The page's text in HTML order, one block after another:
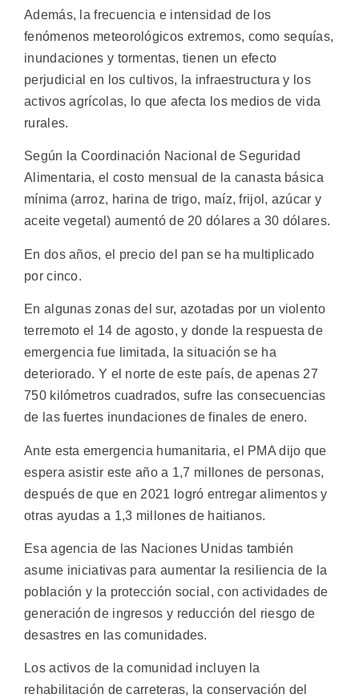
Además, la frecuencia e intensidad de los
fenómenos meteorológicos extremos, como sequías,
inundaciones y tormentas, tienen un efecto
perjudicial en los cultivos, la infraestructura y los
activos agrícolas, lo que afecta los medios de vida
rurales.
Según la Coordinación Nacional de Seguridad
Alimentaria, el costo mensual de la canasta básica
mínima (arroz, harina de trigo, maíz, frijol, azúcar y
aceite vegetal) aumentó de 20 dólares a 30 dólares.
En dos años, el precio del pan se ha multiplicado
por cinco.
En algunas zonas del sur, azotadas por un violento
terremoto el 14 de agosto, y donde la respuesta de
emergencia fue limitada, la situación se ha
deteriorado. Y el norte de este país, de apenas 27
750 kilómetros cuadrados, sufre las consecuencias
de las fuertes inundaciones de finales de enero.
Ante esta emergencia humanitaria, el PMA dijo que
espera asistir este año a 1,7 millones de personas,
después de que en 2021 logró entregar alimentos y
otras ayudas a 1,3 millones de haitianos.
Esa agencia de las Naciones Unidas también
asume iniciativas para aumentar la resiliencia de la
población y la protección social, con actividades de
generación de ingresos y reducción del riesgo de
desastres en las comunidades.
Los activos de la comunidad incluyen la
rehabilitación de carreteras, la conservación del